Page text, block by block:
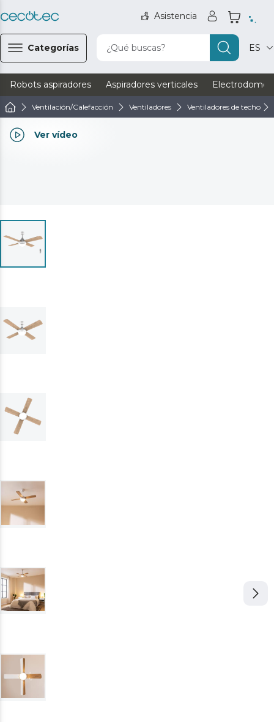
Asistencia
Categorías ¿Qué buscas? ES
Robots aspiradores Aspiradores verticales
Ventilación/Calefacción Ventiladores Ventiladores de techo
Ver vídeo